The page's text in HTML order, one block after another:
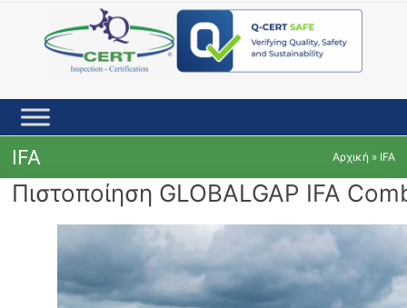
content
IFA Αρχική » IFA
Πιστοποίηση GLOBALGAP IFA